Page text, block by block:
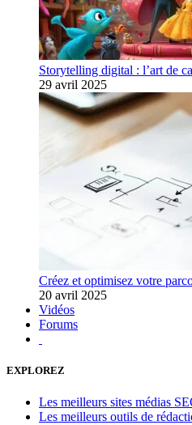
Storytelling digital : l’art de
29 avril 2025
Créez et optimisez votre
20 avril 2025
Vidéos
Forums
EXPLOREZ
Les meilleurs sites médias
Les meilleurs outils de